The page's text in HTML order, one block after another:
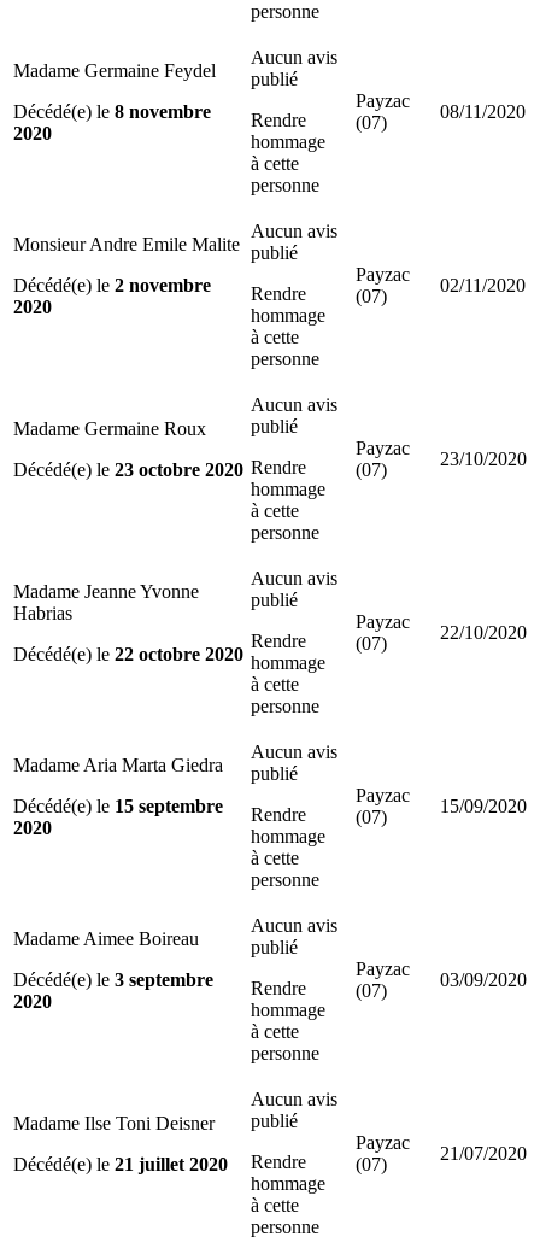
personne
Madame Germaine Feydel
Décédé(e) le 8 novembre
2020
Aucun avis
publié
Rendre
hommage
à cette
personne
Payzac
(07)
08/11/2020
Monsieur Andre Emile Malite
Décédé(e) le 2 novembre
2020
Aucun avis
publié
Rendre
hommage
à cette
personne
Payzac
(07)
02/11/2020
Madame Germaine Roux
Décédé(e) le 23 octobre 2020
Aucun avis
publié
Rendre
hommage
à cette
personne
Payzac
(07)
23/10/2020
Madame Jeanne Yvonne
Habrias
Décédé(e) le 22 octobre 2020
Aucun avis
publié
Rendre
hommage
à cette
personne
Payzac
(07)
22/10/2020
Madame Aria Marta Giedra
Décédé(e) le 15 septembre
2020
Aucun avis
publié
Rendre
hommage
à cette
personne
Payzac
(07)
15/09/2020
Madame Aimee Boireau
Décédé(e) le 3 septembre
2020
Aucun avis
publié
Rendre
hommage
à cette
personne
Payzac
(07)
03/09/2020
Madame Ilse Toni Deisner
Décédé(e) le 21 juillet 2020
Aucun avis
publié
Rendre
hommage
à cette
personne
Payzac
(07)
21/07/2020